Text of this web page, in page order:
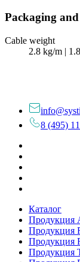
Packaging
Cable weight
2.8 kg/m |
8 (495)
Каталог
Продукция
Продукция
Продукция
Продукция